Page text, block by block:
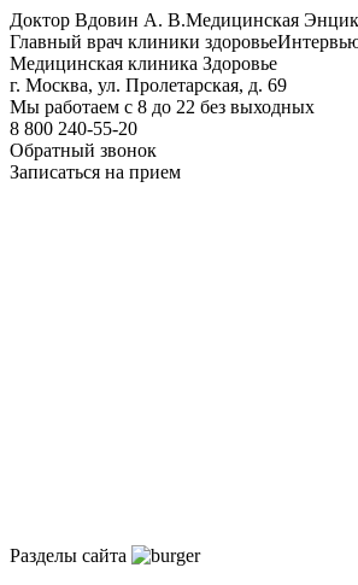
Доктор Вдовин А. В.Медицинская
Главный врач клиники здоровье
Медицинская клиника Здоровье
г. Москва, ул. Пролетарская, д. 69
Мы работаем с 8 до 22 без выходных
8 800 240-55-20
Обратный звонок
Записаться на прием
Разделы сайта